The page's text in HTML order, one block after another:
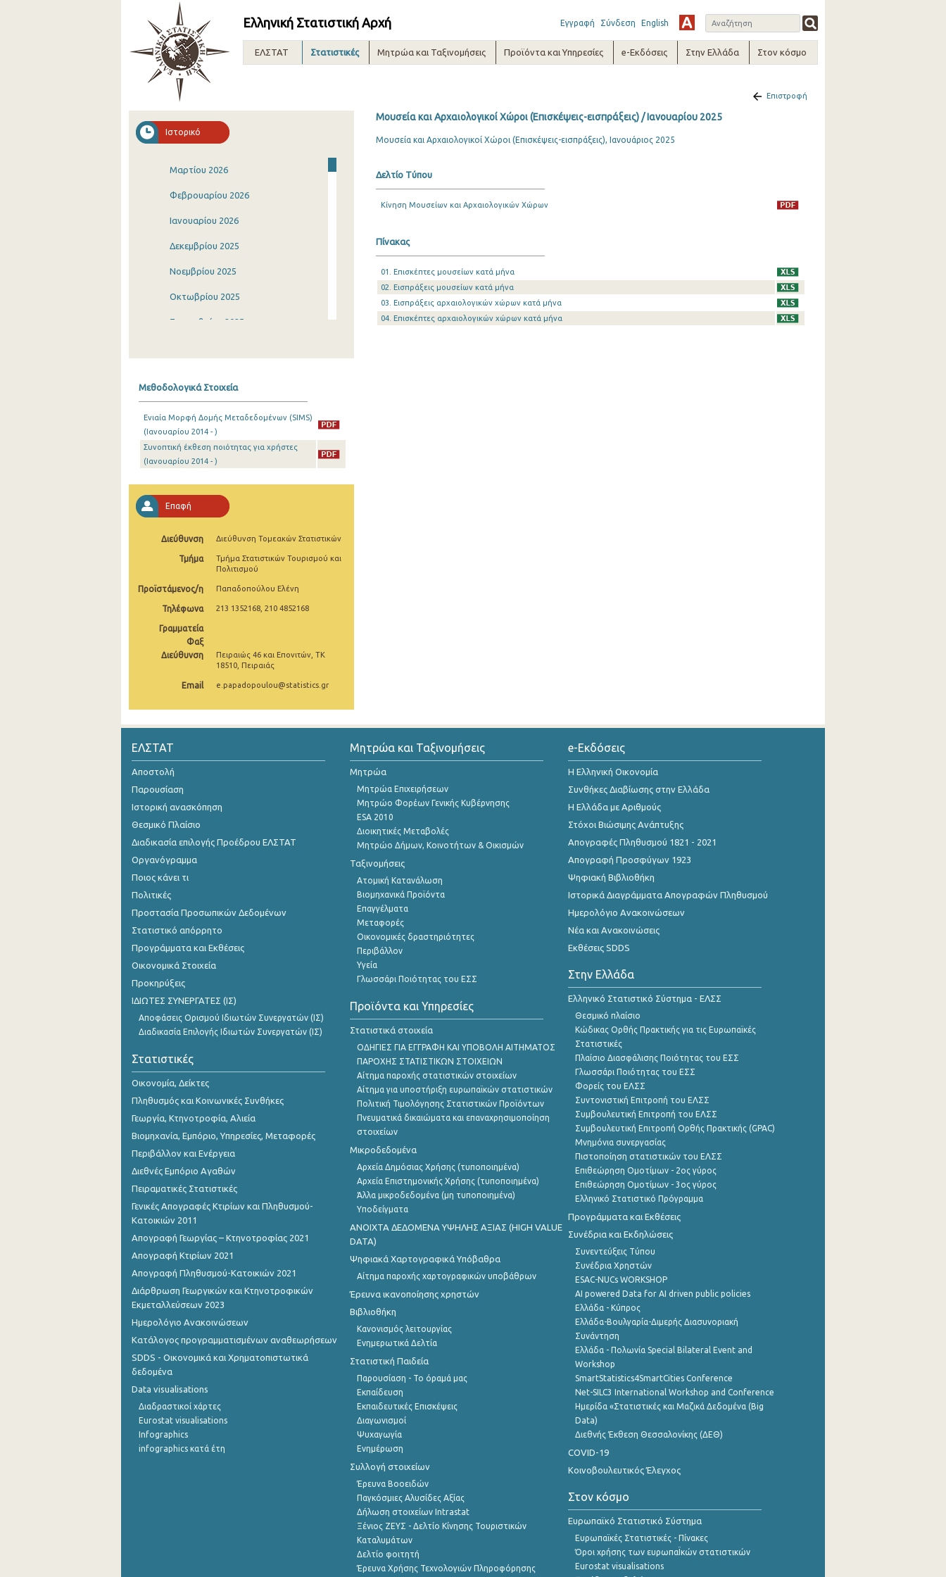
Ελληνική Στατιστική Αρχή Εγγραφή Σύνδεση English
ΕΛΣΤΑΤ Στατιστικές Μητρώα και Ταξινομήσεις Προϊόντα και Υπηρεσίες e-Εκδόσεις Στην Ελλάδα Στον κόσμο
Ιστορικό
Μαρτίου 2026
Φεβρουαρίου 2026
Ιανουαρίου 2026
Δεκεμβρίου 2025
Νοεμβρίου 2025
Οκτωβρίου 2025
Σεπτεμβρίου 2025
Μαΐου 2025
Απριλίου 2025
Φεβρουαρίου 2025
Σεπτεμβρίου 2024
Αυγούστου 2024
Μαΐου 2024
Απριλίου 2024
Μαρτίου 2024
Φεβρουαρίου 2024
Ιανουαρίου 2024
Νοεμβρίου 2023
Σεπτεμβρίου 2023
Αυγούστου 2023
Ιουλίου 2023
Ιουνίου 2023
Μαΐου 2023
Απριλίου 2023
Μαρτίου 2023
Φεβρουαρίου 2023
Ιανουαρίου 2023
Δεκεμβρίου 2022
Νοεμβρίου 2022
Οκτωβρίου 2022
Σεπτεμβρίου 2022
Αυγούστου 2022
Ιουλίου 2022
Ιουνίου 2022
Απριλίου 2022
Μαρτίου 2022
Φεβρουαρίου 2022
Ιανουαρίου 2022
Μεθοδολογικά Στοιχεία
Ενιαία Μορφή Δομής Μεταδεδομένων (SIMS)
(Ιανουαρίου 2014 - )
Συνοπτική έκθεση ποιότητας για χρήστες
(Ιανουαρίου 2014 - )
Επαφή
Διεύθυνση Διεύθυνση Τομεακών Στατιστικών
Τμήμα
Τμήμα Στατιστικών Τουρισμού και
Πολιτισμού
Προϊστάμενος/η Παπαδοπούλου Ελένη
Τηλέφωνα 213 1352168, 210 4852168
Γραμματεία
Φαξ
Διεύθυνση
Πειραιώς 46 και Επονιτών, ΤΚ
18510, Πειραιάς
Email e.papadopoulou@statistics.gr
Επιστροφή
Μουσεία και Αρχαιολογικοί Χώροι (Επισκέψεις-εισπράξεις) / Ιανουαρίου 2025
Μουσεία και Αρχαιολογικοί Χώροι (Επισκέψεις-εισπράξεις), Ιανουάριος 2025
Δελτίο Τύπου
Κίνηση Μουσείων και Αρχαιολογικών Χώρων
Πίνακας
01. Επισκέπτες μουσείων κατά μήνα
02. Εισπράξεις μουσείων κατά μήνα
03. Εισπράξεις αρχαιολογικών χώρων κατά μήνα
04. Επισκέπτες αρχαιολογικών χώρων κατά μήνα
ΕΛΣΤΑΤ
Αποστολή
Παρουσίαση
Ιστορική ανασκόπηση
Θεσμικό Πλαίσιο
Διαδικασία επιλογής Προέδρου ΕΛΣΤΑΤ
Οργανόγραμμα
Ποιος κάνει τι
Πολιτικές
Προστασία Προσωπικών Δεδομένων
Στατιστικό απόρρητο
Προγράμματα και Εκθέσεις
Οικονομικά Στοιχεία
Προκηρύξεις
ΙΔΙΩΤΕΣ ΣΥΝΕΡΓΑΤΕΣ (ΙΣ)
Αποφάσεις Ορισμού Ιδιωτών Συνεργατών (ΙΣ)
Διαδικασία Επιλογής Ιδιωτών Συνεργατών (ΙΣ)
Στατιστικές
Οικονομία, Δείκτες
Πληθυσμός και Κοινωνικές Συνθήκες
Γεωργία, Κτηνοτροφία, Αλιεία
Βιομηχανία, Εμπόριο, Υπηρεσίες, Μεταφορές
Περιβάλλον και Ενέργεια
Διεθνές Εμπόριο Αγαθών
Πειραματικές Στατιστικές
Γενικές Απογραφές Κτιρίων και Πληθυσμού-
Κατοικιών 2011
Απογραφή Γεωργίας – Κτηνοτροφίας 2021
Απογραφή Κτιρίων 2021
Απογραφή Πληθυσμού-Κατοικιών 2021
Διάρθρωση Γεωργικών και Κτηνοτροφικών
Εκμεταλλεύσεων 2023
Ημερολόγιο Ανακοινώσεων
Κατάλογος προγραμματισμένων αναθεωρήσεων
SDDS - Οικονομικά και Χρηματοπιστωτικά
δεδομένα
Data visualisations
Διαδραστικοί χάρτες
Eurostat visualisations
Infographics
infographics κατά έτη
Μητρώα και Ταξινομήσεις
Μητρώα
Μητρώα Επιχειρήσεων
Μητρώο Φορέων Γενικής Κυβέρνησης
ESA 2010
Διοικητικές Μεταβολές
Μητρώο Δήμων, Κοινοτήτων & Οικισμών
Ταξινομήσεις
Ατομική Κατανάλωση
Βιομηχανικά Προϊόντα
Επαγγέλματα
Μεταφορές
Οικονομικές δραστηριότητες
Περιβάλλον
Υγεία
Γλωσσάρι Ποιότητας του ΕΣΣ
Προϊόντα και Υπηρεσίες
Στατιστικά στοιχεία
ΟΔΗΓΙΕΣ ΓΙΑ ΕΓΓΡΑΦΗ ΚΑΙ ΥΠΟΒΟΛΗ ΑΙΤΗΜΑΤΟΣ
ΠΑΡΟΧΗΣ ΣΤΑΤΙΣΤΙΚΩΝ ΣΤΟΙΧΕΙΩΝ
Αίτημα παροχής στατιστικών στοιχείων
Αίτημα για υποστήριξη ευρωπαϊκών στατιστικών
Πολιτική Τιμολόγησης Στατιστικών Προϊόντων
Πνευματικά δικαιώματα και επαναχρησιμοποίηση
στοιχείων
Μικροδεδομένα
Αρχεία Δημόσιας Χρήσης (τυποποιημένα)
Αρχεία Επιστημονικής Χρήσης (τυποποιημένα)
Άλλα μικροδεδομένα (μη τυποποιημένα)
Υποδείγματα
ANOIXTA ΔΕΔΟΜΕΝΑ ΥΨΗΛΗΣ ΑΞΙΑΣ (HIGH VALUE
DATA)
Ψηφιακά Χαρτογραφικά Υπόβαθρα
Αίτημα παροχής χαρτογραφικών υποβάθρων
Έρευνα ικανοποίησης χρηστών
Βιβλιοθήκη
Κανονισμός λειτουργίας
Ενημερωτικά Δελτία
Στατιστική Παιδεία
Παρουσίαση - Το όραμά μας
Εκπαίδευση
Εκπαιδευτικές Επισκέψεις
Διαγωνισμοί
Ψυχαγωγία
Ενημέρωση
Συλλογή στοιχείων
Έρευνα Βοοειδών
Παγκόσμιες Αλυσίδες Αξίας
Δήλωση στοιχείων Intrastat
Ξένιος ΖΕΥΣ - Δελτίο Κίνησης Τουριστικών
Καταλυμάτων
Δελτίο φοιτητή
Έρευνα Χρήσης Τεχνολογιών Πληροφόρησης
e-Εκδόσεις
Η Ελληνική Οικονομία
Συνθήκες Διαβίωσης στην Ελλάδα
Η Ελλάδα με Αριθμούς
Στόχοι Βιώσιμης Ανάπτυξης
Απογραφές Πληθυσμού 1821 - 2021
Απογραφή Προσφύγων 1923
Ψηφιακή Βιβλιοθήκη
Ιστορικά Διαγράμματα Απογραφών Πληθυσμού
Ημερολόγιο Ανακοινώσεων
Νέα και Ανακοινώσεις
Εκθέσεις SDDS
Στην Ελλάδα
Ελληνικό Στατιστικό Σύστημα - ΕΛΣΣ
Θεσμικό πλαίσιο
Κώδικας Ορθής Πρακτικής για τις Ευρωπαϊκές
Στατιστικές
Πλαίσιο Διασφάλισης Ποιότητας του ΕΣΣ
Γλωσσάρι Ποιότητας του ΕΣΣ
Φορείς του ΕΛΣΣ
Συντονιστική Επιτροπή του ΕΛΣΣ
Συμβουλευτική Επιτροπή του ΕΛΣΣ
Συμβουλευτική Επιτροπή Ορθής Πρακτικής (GPAC)
Μνημόνια συνεργασίας
Πιστοποίηση στατιστικών του ΕΛΣΣ
Επιθεώρηση Ομοτίμων - 2ος γύρος
Επιθεώρηση Ομοτίμων - 3ος γύρος
Ελληνικό Στατιστικό Πρόγραμμα
Προγράμματα και Εκθέσεις
Συνέδρια και Εκδηλώσεις
Συνεντεύξεις Τύπου
Συνέδρια Χρηστών
ESAC-NUCs WORKSHOP
AI powered Data for AI driven public policies
Ελλάδα - Κύπρος
Ελλάδα-Βουλγαρία-Διμερής Διασυνοριακή
Συνάντηση
Ελλάδα - Πολωνία Special Bilateral Event and
Workshop
SmartStatistics4SmartCities Conference
Net-SILC3 International Workshop and Conference
Ημερίδα «Στατιστικές και Μαζικά Δεδομένα (Big
Data)
Διεθνής Έκθεση Θεσσαλονίκης (ΔΕΘ)
COVID-19
Κοινοβουλευτικός Έλεγχος
Στον κόσμο
Ευρωπαϊκό Στατιστικό Σύστημα
Ευρωπαϊκές Στατιστικές - Πίνακες
Όροι χρήσης των ευρωπαΪκών στατιστικών
Eurostat visualisations